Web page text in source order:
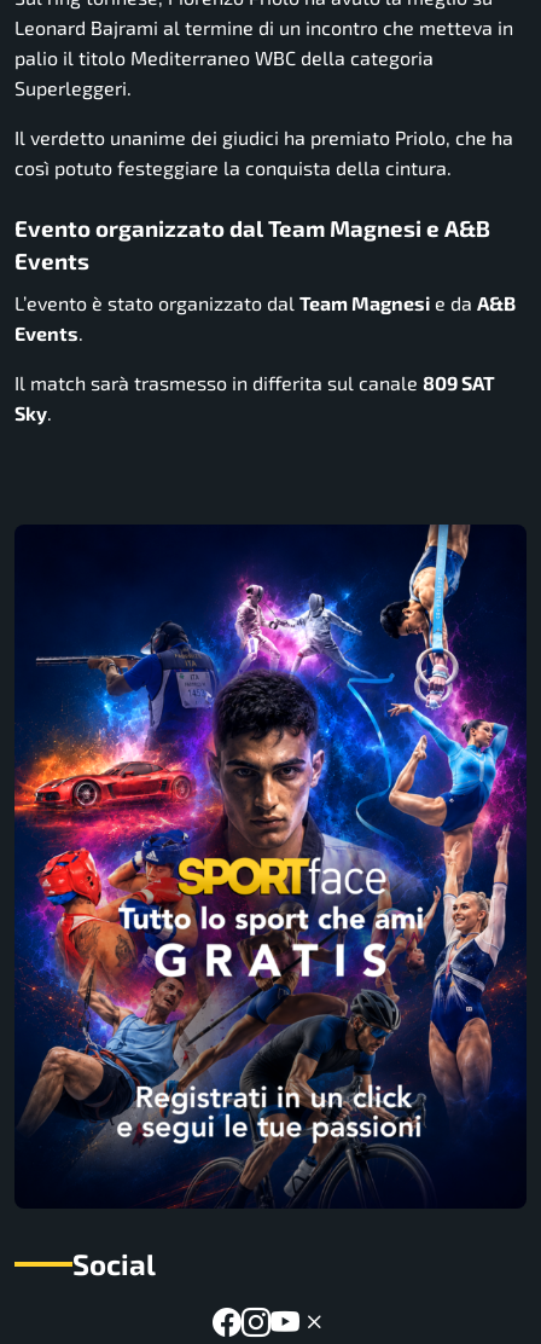
Leonard Bajrami al termine di un incontro che metteva in
palio il titolo Mediterraneo WBC della categoria
Superleggeri.
Il verdetto unanime dei giudici ha premiato Priolo, che ha
così potuto festeggiare la conquista della cintura.
Evento organizzato dal Team Magnesi e A&B
Events
L’evento è stato organizzato dal Team Magnesi e da A&B
Events.
Il match sarà trasmesso in differita sul canale 809 SAT
Sky.
Social